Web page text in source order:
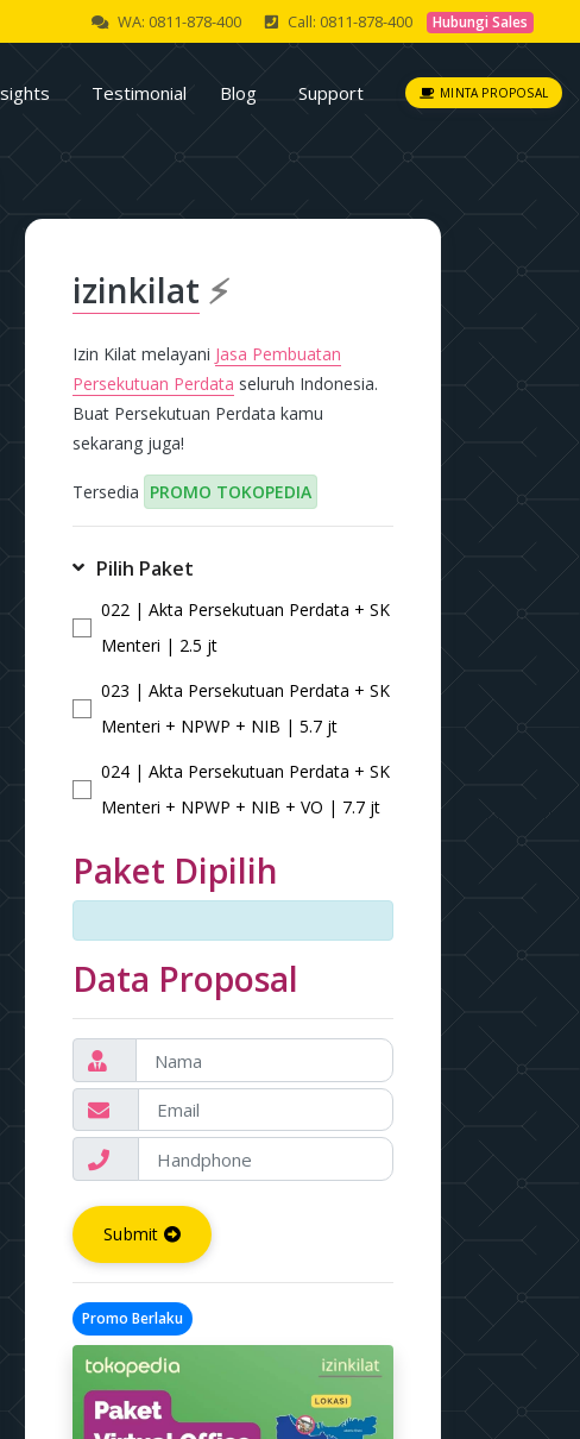
WA: 0811-878-400 Call: 0811-878-400 Hubungi Sales
Testimonial Blog Support MINTA PROPOSAL
izinkilat ⚡
Izin Kilat melayani Jasa Pembuatan
Persekutuan Perdata seluruh Indonesia.
Buat Persekutuan Perdata kamu
sekarang juga!
Tersedia PROMO TOKOPEDIA
Pilih Paket
022 | Akta Persekutuan Perdata + SK
Menteri | 2.5 jt
023 | Akta Persekutuan Perdata + SK
Menteri + NPWP + NIB | 5.7 jt
024 | Akta Persekutuan Perdata + SK
Menteri + NPWP + NIB + VO | 7.7 jt
Paket Dipilih
Data Proposal
Submit
Promo Berlaku